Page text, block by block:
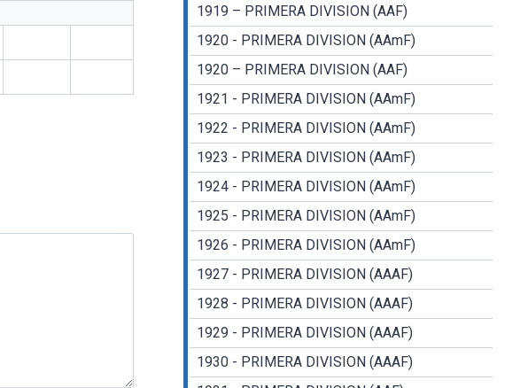
1919 – PRIMERA DIVISION (AAF)
1920 - PRIMERA DIVISION (AAmF)
1920 – PRIMERA DIVISION (AAF)
1921 - PRIMERA DIVISION (AAmF)
1922 - PRIMERA DIVISION (AAmF)
1923 - PRIMERA DIVISION (AAmF)
1924 - PRIMERA DIVISION (AAmF)
1925 - PRIMERA DIVISION (AAmF)
1926 - PRIMERA DIVISION (AAmF)
1927 - PRIMERA DIVISION (AAAF)
1928 - PRIMERA DIVISION (AAAF)
1929 - PRIMERA DIVISION (AAAF)
1930 - PRIMERA DIVISION (AAAF)